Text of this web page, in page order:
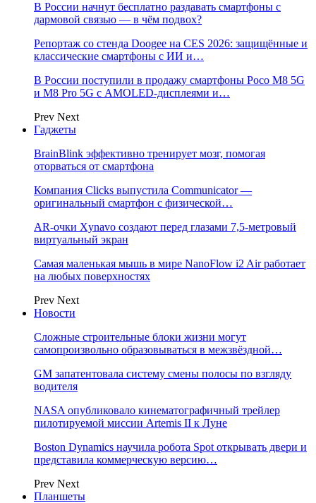
В России начнут бесплатно раздавать смартфоны с
дармовой связью — в чём подвох?
Репортаж со стенда Doogee на CES 2026: защищённые и
классические смартфоны с ИИ и…
В России поступили в продажу смартфоны Poco M8 5G
и M8 Pro 5G с AMOLED-дисплеями и…
Prev Next
Гаджеты
BrainBlink эффективно тренирует мозг, помогая
оторваться от смартфона
Компания Clicks выпустила Communicator —
оригинальный смартфон с физической…
AR-очки Xynavo создают перед глазами 7,5-метровый
виртуальный экран
Самая маленькая мышь в мире NanoFlow i2 Air работает
на любых поверхностях
Prev Next
Новости
Сложные строительные блоки жизни могут
самопроизвольно образовываться в межзвёздной…
GM запатентовала систему смены полосы по взгляду
водителя
NASA опубликовало кинематографичный трейлер
пилотируемой миссии Artemis II к Луне
Boston Dynamics научила робота Spot открывать двери и
представила коммерческую версию…
Prev Next
Планшеты